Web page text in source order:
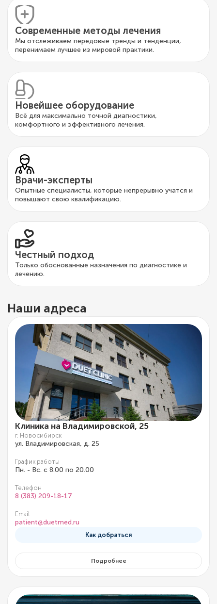
Современные методы лечения
Мы отслеживаем передовые тренды и тенденции,
перенимаем лучшее из мировой практики.
Новейшее оборудование
Всё для максимально точной диагностики,
комфортного и эффективного лечения.
Врачи-эксперты
Опытные специалисты, которые непрерывно учатся и
повышают свою квалификацию.
Честный подход
Только обоснованные назначения по диагностике и
лечению.
Наши адреса
Клиника на Владимировской, 25
г. Новосибирск
ул. Владимировская, д. 25
График работы
Пн. - Вс. с 8.00 по 20.00
Телефон
8 (383) 209-18-17
Email
patient@duetmed.ru
Как добраться
Подробнее